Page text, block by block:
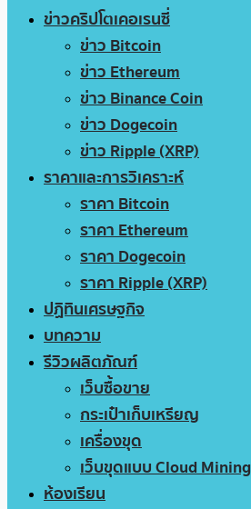
ข่าวคริปโตเคอเรนซี่
ข่าว Bitcoin
ข่าว Ethereum
ข่าว Binance Coin
ข่าว Dogecoin
ข่าว Ripple (XRP)
ราคาและการวิเคราะห์
ราคา Bitcoin
ราคา Ethereum
ราคา Dogecoin
ราคา Ripple (XRP)
ปฏิทินเศรษฐกิจ
บทความ
รีวิวผลิตภัณฑ์
เว็บซื้อขาย
กระเป๋าเก็บเหรียญ
เครื่องขุด
เว็บขุดแบบ Cloud Mining
ห้องเรียน